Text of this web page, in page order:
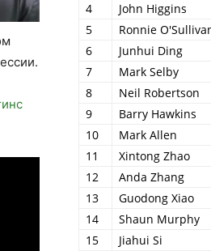
4
John Higgins
5
Ronnie
6
Junhui Ding
7
Mark Selby
8
Neil Robertson
9
Barry Hawkins
10
Mark Allen
11
Xintong Zhao
12
Anda Zhang
13
Guodong Xiao
14
Shaun Murphy
15
Jiahui Si